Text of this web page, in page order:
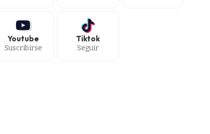
Youtube
Suscribirse
Tiktok
Seguir